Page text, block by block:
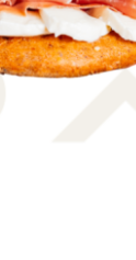
AL CARRELLO